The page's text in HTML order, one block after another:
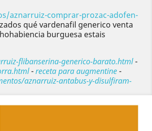
aznarruiz-comprar-prozac-adofen-
qué vardenafil generico venta
burguesa estais
flibanserina-generico-barato.html-
-receta para augmentine-
aznarruiz-antabus-y-disulfiram-
Siguiente